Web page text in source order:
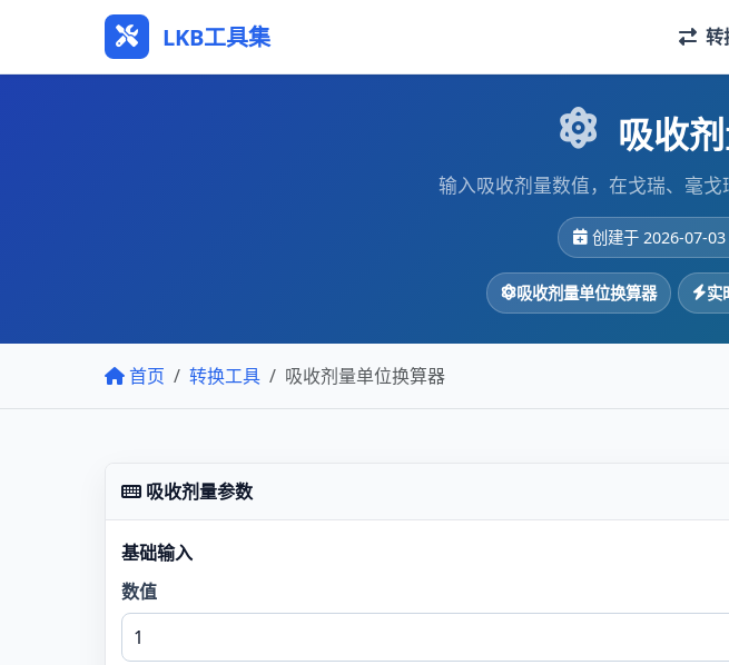
LKB工具集 转
吸收
输入吸收剂量数值，在戈瑞、毫
创建于 2026-07-03
吸收剂量单位换算器 实
首页 转换工具 吸收剂量单位换算器
吸收剂量参数
基础输入
数值